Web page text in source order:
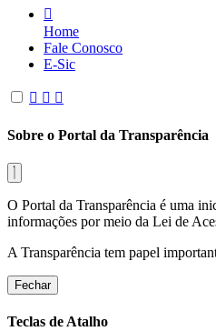
Home
Fale Conosco
E-Sic
Sobre o Portal da Transparência
O Portal da Transparência é uma
informações por meio da Lei de
A Transparência tem papel
Fechar
Teclas de Atalho